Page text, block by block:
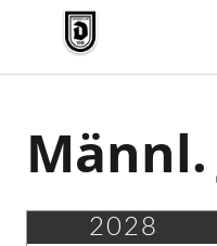
TV Jahn Duderstadt
Männl.
2028